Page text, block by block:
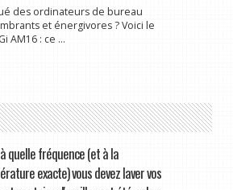
des ordinateurs de bureau
et énergivores ? Voici le
AM16 : ce ...
quelle fréquence (et à la
exacte) vous devez laver vos